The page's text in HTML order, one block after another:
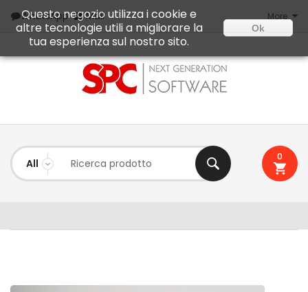
WhatsApp Mail More
0
Questo negozio utilizza i cookie e
altre tecnologie utili a migliorare la
tua esperienza sul nostro sito.
Ok